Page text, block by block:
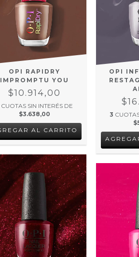
OPI RAPIDRY
IMPROMPTU YOU
$10.914,00
CUOTAS SIN INTERÉS DE
$3.638,00
OPI
3